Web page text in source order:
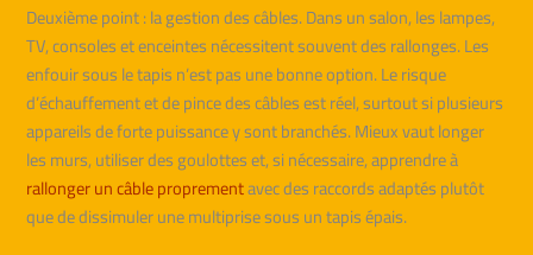
Deuxième point : la gestion des câbles. Dans un salon, les lampes,
TV, consoles et enceintes nécessitent souvent des rallonges. Les
enfouir sous le tapis n’est pas une bonne option. Le risque
d’échauffement et de pince des câbles est réel, surtout si plusieurs
appareils de forte puissance y sont branchés. Mieux vaut longer
les murs, utiliser des goulottes et, si nécessaire, apprendre à
rallonger un câble proprementavec des raccords adaptés plutôt
que de dissimuler une multiprise sous un tapis épais.